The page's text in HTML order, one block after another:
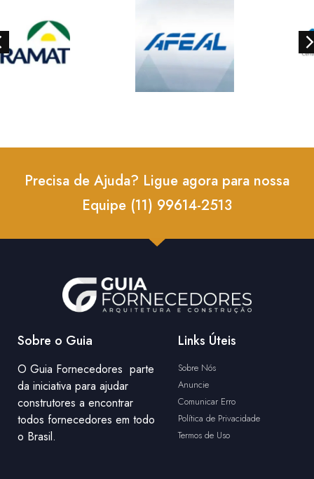
Precisa de Ajuda? Ligue agora para nossa
Equipe (11) 99614-2513
Sobre o Guia
O Guia Fornecedores parte
da iniciativa para ajudar
construtores a encontrar
todos fornecedores em todo
o Brasil.
Links Úteis
Sobre Nós
Anuncie
Comunicar Erro
Política de Privacidade
Termos de Uso